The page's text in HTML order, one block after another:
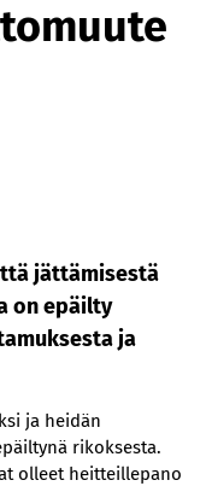
jättämisestä
on epäilty
ja
ja heidän
rikoksesta.
olleet heitteillepano